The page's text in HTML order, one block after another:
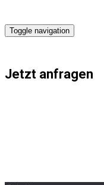
Toggle navigation
Jetzt anfragen